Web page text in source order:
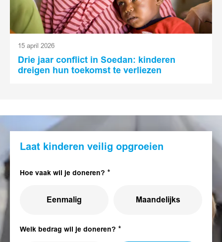
15 april 2026
Drie jaar conflict in Soedan: kinderen
dreigen hun toekomst te verliezen
Laat kinderen veilig opgroeien
Hoe vaak wil je doneren?
Eenmalig Maandelijks
Welk bedrag wil je doneren?